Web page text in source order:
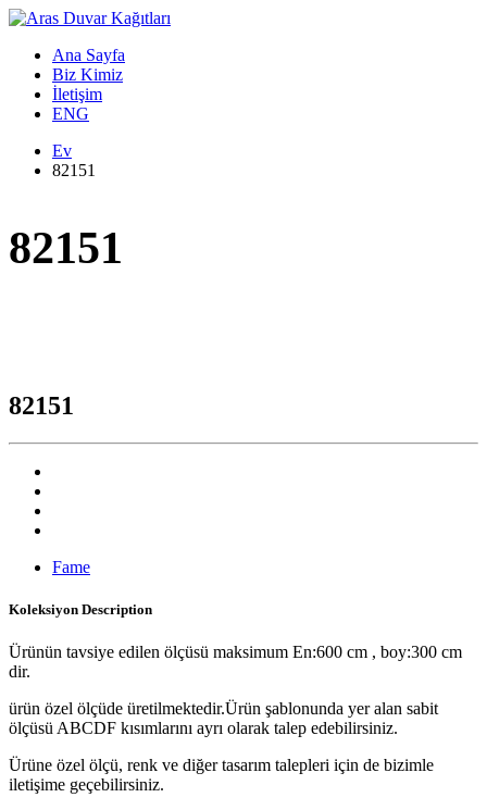
Ana Sayfa
Biz Kimiz
İletişim
ENG
Ev
82151
82151
82151
Fame
Koleksiyon Description
Ürünün tavsiye edilen ölçüsü maksimum En:600 cm , boy:300 cm
dir.
ürün özel ölçüde üretilmektedir.Ürün şablonunda yer alan sabit
ölçüsü ABCDF kısımlarını ayrı olarak talep edebilirsiniz.
Ürüne özel ölçü, renk ve diğer tasarım talepleri için de bizimle
iletişime geçebilirsiniz.